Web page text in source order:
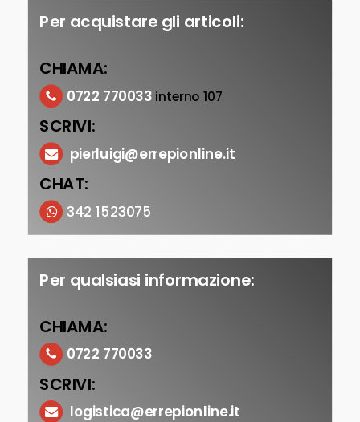
Per acquistare gli articoli:
CHIAMA:
0722 770033 interno 107
SCRIVI:
pierluigi@errepionline.it
CHAT:
342 1523075
Per qualsiasi informazione:
CHIAMA:
0722 770033
SCRIVI:
logistica@errepionline.it